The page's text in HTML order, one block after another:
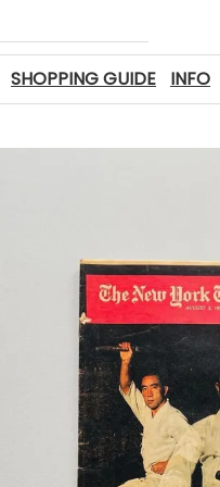
SHOPPING GUIDE INFO